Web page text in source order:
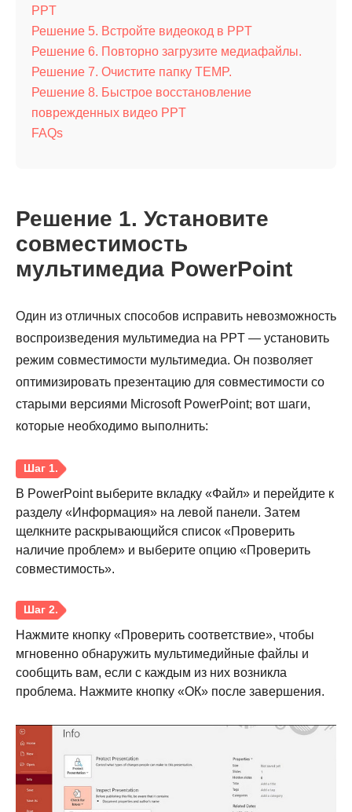
PPT
Решение 5. Встройте видеокод в PPT
Решение 6. Повторно загрузите медиафайлы.
Решение 7. Очистите папку TEMP.
Решение 8. Быстрое восстановление
поврежденных видео PPT
FAQs
Решение 1. Установите
совместимость
мультимедиа PowerPoint
Один из отличных способов исправить невозможность
воспроизведения мультимедиа на PPT — установить
режим совместимости мультимедиа. Он позволяет
оптимизировать презентацию для совместимости со
старыми версиями Microsoft PowerPoint; вот шаги,
которые необходимо выполнить:
Шаг 1.
В PowerPoint выберите вкладку «Файл» и перейдите к
разделу «Информация» на левой панели. Затем
щелкните раскрывающийся список «Проверить
наличие проблем» и выберите опцию «Проверить
совместимость».
Нажмите кнопку «Проверить соответствие», чтобы
мгновенно обнаружить мультимедийные файлы и
сообщить вам, если с каждым из них возникла
проблема. Нажмите кнопку «ОК» после завершения.